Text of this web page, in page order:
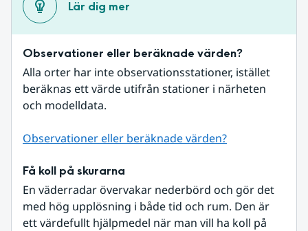
Lär dig mer
Observationer eller beräknade värden?
Alla orter har inte observationsstationer, istället
beräknas ett värde utifrån stationer i närheten
och modelldata.
Observationer eller beräknade värden?
Få koll på skurarna
En väderradar övervakar nederbörd och gör det
med hög upplösning i både tid och rum. Den är
ett värdefullt hjälpmedel när man vill ha koll på